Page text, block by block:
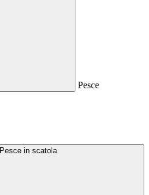
Pesce
Pesce in scatola